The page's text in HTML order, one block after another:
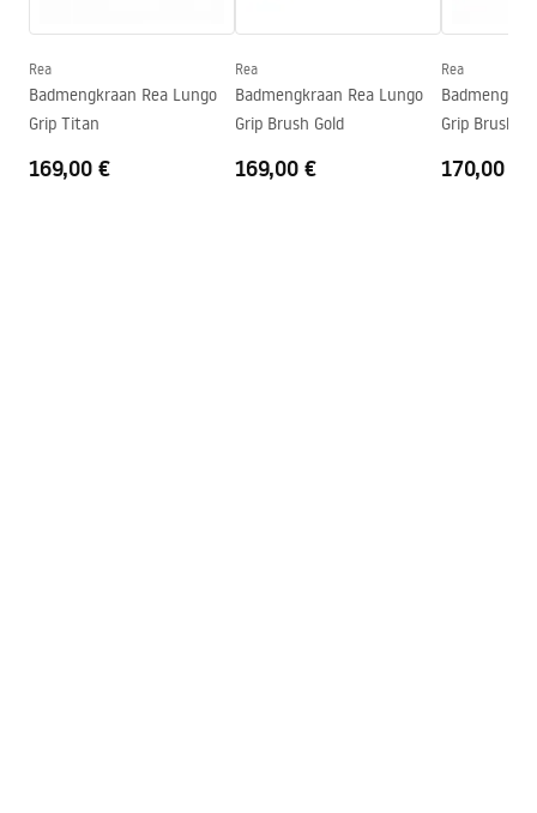
Aansluitdiameter:
Afstand van
wateraansluitingen
150mm
Garantie 5 jaar
Garantievoorwaarden
Warranty_Terms_and_Conditions_Faucets_-_5.pdf
Rea
Badmengkraan Rea Lungo
Grip Titan
169,00 €
Rea
Badmengkraan Rea Lungo
Grip Brush Gold
169,00 €
Rea
Grip Brush
170,00 €